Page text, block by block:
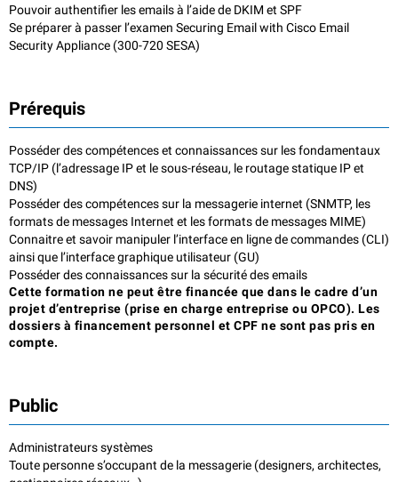
Pouvoir authentifier les emails à l’aide de DKIM et SPF
Se préparer à passer l’examen Securing Email with Cisco Email
Security Appliance (300-720 SESA)
Prérequis
Posséder des compétences et connaissances sur les fondamentaux
TCP/IP (l’adressage IP et le sous-réseau, le routage statique IP et
DNS)
Posséder des compétences sur la messagerie internet (SNMTP, les
formats de messages Internet et les formats de messages MIME)
Connaitre et savoir manipuler l’interface en ligne de commandes (CLI)
ainsi que l’interface graphique utilisateur (GU)
Posséder des connaissances sur la sécurité des emails
Cette formation ne peut être financée que dans le cadre d’un
projet d’entreprise (prise en charge entreprise ou OPCO). Les
dossiers à financement personnel et CPF ne sont pas pris en
compte.
Public
Administrateurs systèmes
Toute personne s’occupant de la messagerie (designers, architectes,